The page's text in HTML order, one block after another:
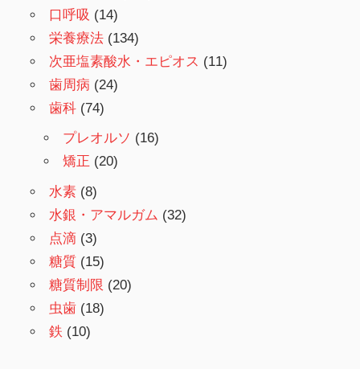
口呼吸 (14)
栄養療法 (134)
次亜塩素酸水・エピオス (11)
歯周病 (24)
歯科 (74)
プレオルソ (16)
矯正 (20)
水素 (8)
水銀・アマルガム (32)
点滴 (3)
糖質 (15)
糖質制限 (20)
虫歯 (18)
鉄 (10)